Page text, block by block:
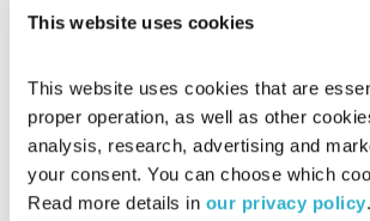
This website uses cookies
This website uses cookies that are
proper operation, as well as other
analysis, research, advertising and
your consent. You can choose which
Read more details in our privacy policy.
קלו לברון
גוטמן כבר סופר. אבל את המשמעות
– הוא ממשיך ומגלה כל העת, חושף עוד